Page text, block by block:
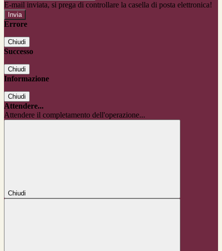
E-mail inviata, si prega di controllare la casella di posta elettronica!
Errore
Chiudi
Successo
Chiudi
Informazione
Chiudi
Attendere...
Attendere il completamento dell'operazione...
Chiudi